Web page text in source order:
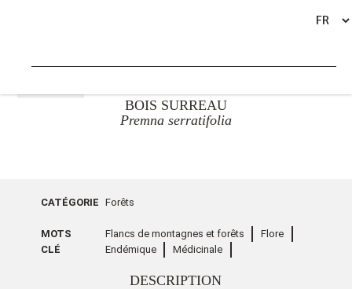
BOIS SURREAU
Premna serratifolia
CATÉGORIE Forêts
MOTS
CLÉ
Flancs de montagnes et forêts
Flore
Endémique
Médicinale
DESCRIPTION